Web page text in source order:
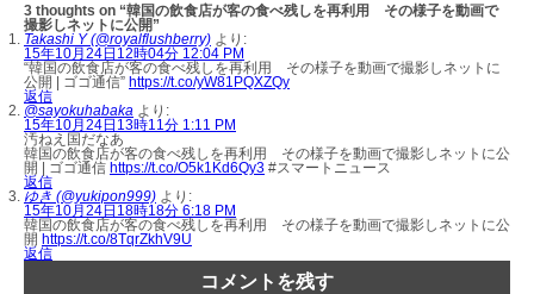
3 thoughts on “韓国の飲食店が客の食べ残しを再利用 その様子を動画で
撮影しネットに公開”
Takashi Y (@royalflushberry) より:
15年10月24日12時04分 12:04 PM
“韓国の飲食店が客の食べ残しを再利用 その様子を動画で撮影しネットに
公開 | ゴゴ通信” https://t.co/yW81PQXZQy
返信
@sayokuhabaka より:
15年10月24日13時11分 1:11 PM
汚ねえ国だなあ
韓国の飲食店が客の食べ残しを再利用 その様子を動画で撮影しネットに公
開 | ゴゴ通信 https://t.co/O5k1Kd6Qy3 #スマートニュース
返信
ゆき (@yukipon999) より:
15年10月24日18時18分 6:18 PM
韓国の飲食店が客の食べ残しを再利用 その様子を動画で撮影しネットに公
開 https://t.co/8TqrZkhV9U
返信
コメントを残す